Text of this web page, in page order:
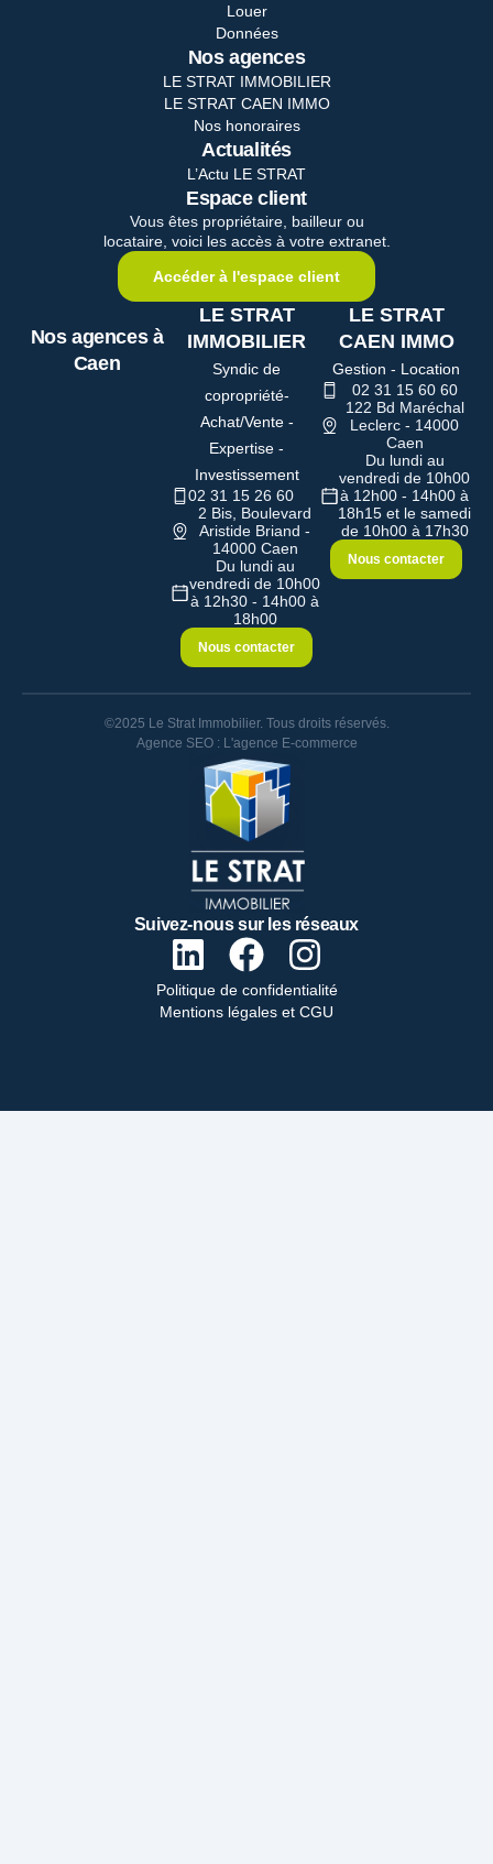
Suivez-nous sur les réseaux
Politique de confidentialité
Mentions légales et CGU
Louer
Données
Nos agences
LE STRAT IMMOBILIER
LE STRAT CAEN IMMO
Nos honoraires
Actualités
L’Actu LE STRAT
Espace client
Vous êtes propriétaire, bailleur ou
locataire, voici les accès à votre extranet.
Accéder à l'espace client
Nos agences à
Caen
LE STRAT
IMMOBILIER
Syndic de
copropriété-
Achat/Vente -
Expertise -
Investissement
02 31 15 26 60
2 Bis, Boulevard
Aristide Briand -
14000 Caen
Du lundi au
vendredi de 10h00
à 12h30 - 14h00 à
18h00
Nous contacter
LE STRAT
CAEN IMMO
Gestion - Location
02 31 15 60 60
122 Bd Maréchal
Leclerc - 14000
Caen
Du lundi au
vendredi de 10h00
à 12h00 - 14h00 à
18h15 et le samedi
de 10h00 à 17h30
Nous contacter
©2025 Le Strat Immobilier. Tous droits réservés.
Agence SEO : L'agence E-commerce